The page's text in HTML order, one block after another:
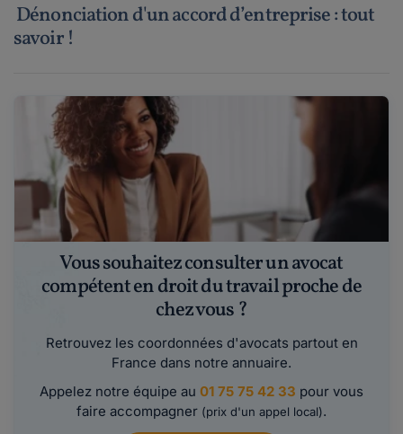
Dénonciation d'un accord d’entreprise : tout
savoir !
Vous souhaitez consulter un avocat
compétent en droit du travail proche de
chez vous ?
Retrouvez les coordonnées d'avocats partout en
France dans notre annuaire.
Appelez notre équipe au 01 75 75 42 33 pour vous
faire accompagner (prix d'un appel local).